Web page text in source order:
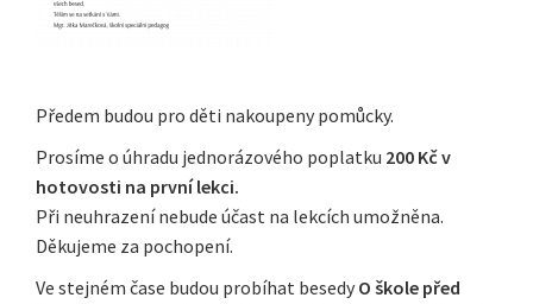
Předem budou pro děti nakoupeny pomůcky.
Prosíme o úhradu jednorázového poplatku 200 Kč v
hotovosti na první lekci.
Při neuhrazení nebude účast na lekcích umožněna.
Děkujeme za pochopení.
Ve stejném čase budou probíhat besedy O škole před